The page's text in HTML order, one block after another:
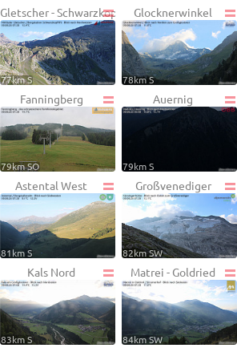
Gletscher - Schwarzkopf
77km S
Glocknerwinkel
78km S
Fanningberg
79km SO
Auernig
79km S
Astental West
81km S
Großvenediger
82km SW
Kals Nord
83km S
Matrei - Goldried
84km SW